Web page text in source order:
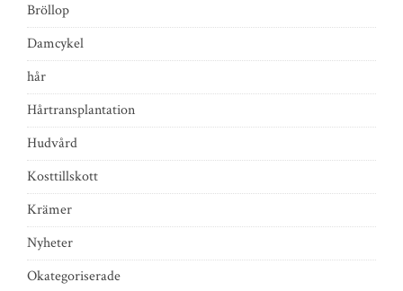
Bröllop
Damcykel
hår
Hårtransplantation
Hudvård
Kosttillskott
Krämer
Nyheter
Okategoriserade